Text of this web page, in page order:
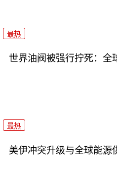
最热
世界油阀被强行拧死：全
最热
美伊冲突升级与全球能源